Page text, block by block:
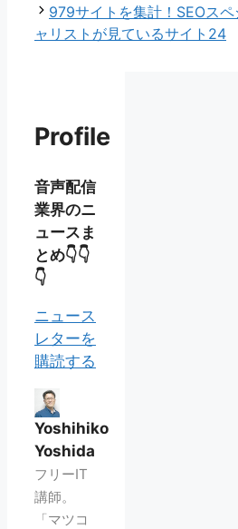
リ
ー
979サイトを集計！SEOスペ
ャリストが見ているサイト24
Profile
音声配信
業界のニ
ュースま
とめ👇👇
👇
ニュース
レターを
購読する
Yoshihiko
Yoshida
フリーIT
講師。
「マツコ